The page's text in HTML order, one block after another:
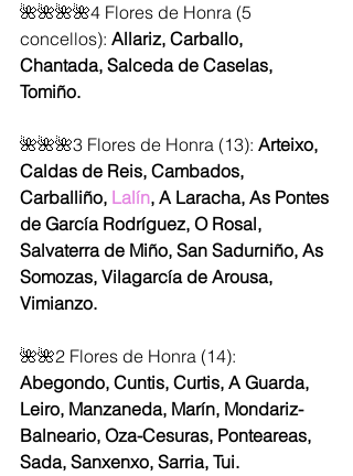
🌺🌺🌺🌺4 Flores de Honra (5
concellos): Allariz, Carballo,
Chantada, Salceda de Caselas,
Tomiño.
🌺🌺🌺3 Flores de Honra (13): Arteixo,
Caldas de Reis, Cambados,
Carballiño, Lalín, A Laracha, As Pontes
de García Rodríguez, O Rosal,
Salvaterra de Miño, San Sadurniño, As
Somozas, Vilagarcía de Arousa,
Vimianzo.
🌺🌺2 Flores de Honra (14):
Abegondo, Cuntis, Curtis, A Guarda,
Leiro, Manzaneda, Marín, Mondariz-
Balneario, Oza-Cesuras, Ponteareas,
Sada, Sanxenxo, Sarria, Tui.